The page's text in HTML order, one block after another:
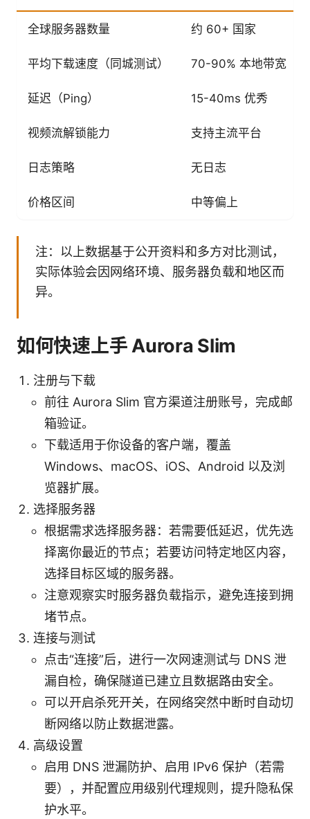
全球服务器数量 约 60+ 国家
平均下载速度（同城测试） 70-90% 本地带宽
延迟（Ping） 15-40ms 优秀
视频流解锁能力 支持主流平台
日志策略 无日志
价格区间 中等偏上
注：以上数据基于公开资料和多方对比测试，
实际体验会因网络环境、服务器负载和地区而
异。
如何快速上手 Aurora Slim
注册与下载
前往 Aurora Slim 官方渠道注册账号，完成邮
箱验证。
下载适用于你设备的客户端，覆盖
Windows、macOS、iOS、Android 以及浏
览器扩展。
选择服务器
根据需求选择服务器：若需要低延迟，优先选
择离你最近的节点；若要访问特定地区内容，
选择目标区域的服务器。
注意观察实时服务器负载指示，避免连接到拥
堵节点。
连接与测试
点击“连接”后，进行一次网速测试与 DNS 泄
漏自检，确保隧道已建立且数据路由安全。
可以开启杀死开关，在网络突然中断时自动切
断网络以防止数据泄露。
高级设置
启用 DNS 泄漏防护、启用 IPv6 保护（若需
要），并配置应用级别代理规则，提升隐私保
护水平。